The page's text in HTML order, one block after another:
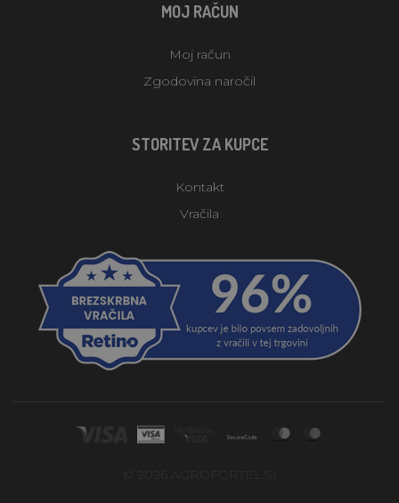
MOJ RAČUN
Moj račun
Zgodovina naročil
STORITEV ZA KUPCE
Kontakt
Vračila